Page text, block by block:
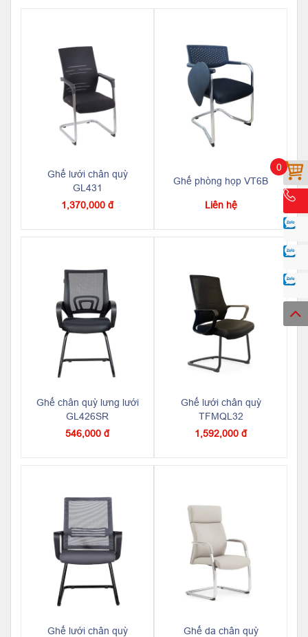
0
Ghế lưới chân quỳ
GL431
1,370,000 đ
Ghế phòng họp VT6B
Liên hệ
Ghế chân quỳ lưng lưới
GL426SR
546,000 đ
Ghế lưới chân quỳ
TFMQL32
1,592,000 đ
Ghế lưới chân quỳ
Ghế da chân quỳ